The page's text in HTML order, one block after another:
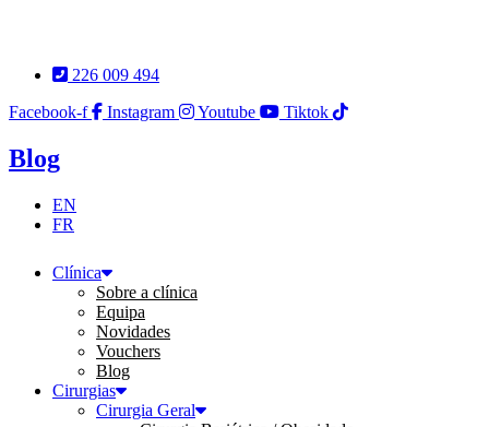
conteúdo 226 009 494
Facebook-f
Instagram Youtube Tiktok
Blog
EN
FR
Clínica
Sobre a clínica
Equipa
Novidades
Vouchers
Blog
Cirurgias
Cirurgia Geral